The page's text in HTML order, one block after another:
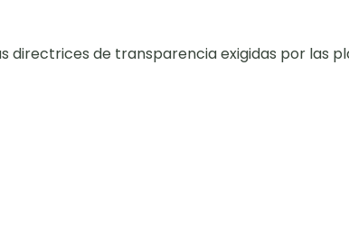
de transparencia exigidas por las